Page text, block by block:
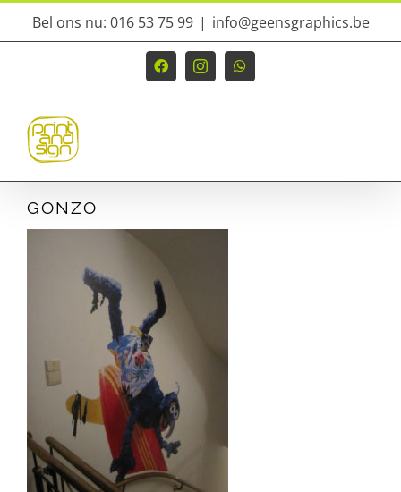
Ga
inhoud
Bel ons nu: 016 53 75 99 | info@geensgraphics.be
FacebookInstagramWhatsApp
GONZO